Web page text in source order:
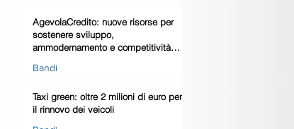
AgevolaCredito: nuove risorse per
sostenere sviluppo,
ammodernamento e competitività
Bandi
Taxi green: oltre 2 milioni di euro per
il rinnovo dei veicoli